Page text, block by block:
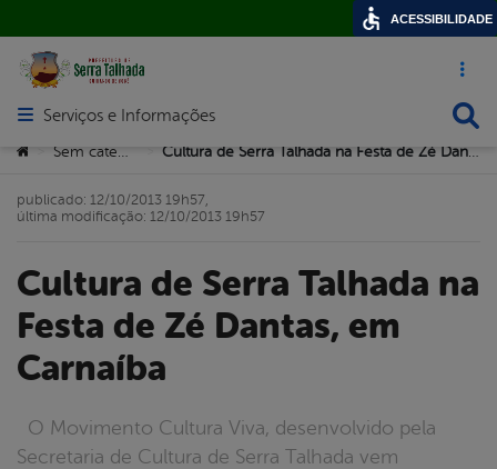
Acesso
Abrir menu principal de navegação
Serviços e Informações
Você está aqui:
> >
Cultura de Serra Talhada na
Festa de Zé Dantas, em
Carnaíba
O Movimento Cultura Viva, desenvolvido pela
Secretaria de Cultura de Serra Talhada vem
publicado: 12/10/2013 19h57,
última modificação: 12/10/2013 19h57
ACESSIBILIDADE